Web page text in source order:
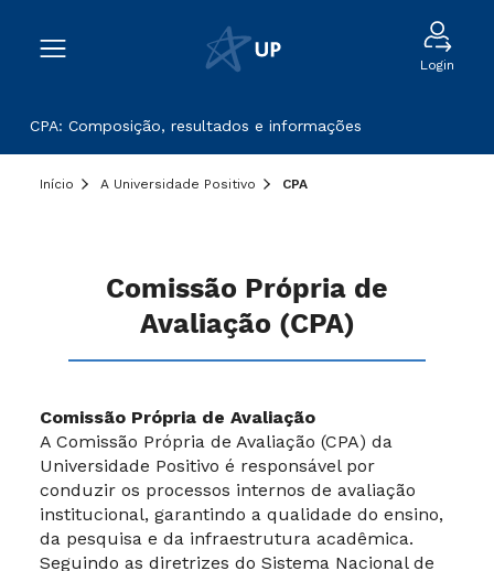
Login
CPA: Composição, resultados e informações
Início A Universidade Positivo CPA
Comissão Própria de
Avaliação (CPA)
Comissão Própria de Avaliação
A Comissão Própria de Avaliação (CPA) da
Universidade Positivo é responsável por
conduzir os processos internos de avaliação
institucional, garantindo a qualidade do ensino,
da pesquisa e da infraestrutura acadêmica.
Seguindo as diretrizes do Sistema Nacional de